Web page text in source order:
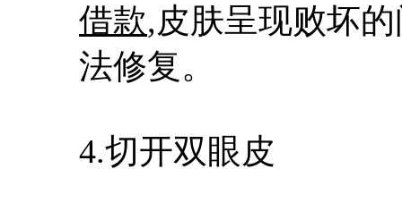
借款,皮肤呈现败坏
法修复。
4.切开双眼皮